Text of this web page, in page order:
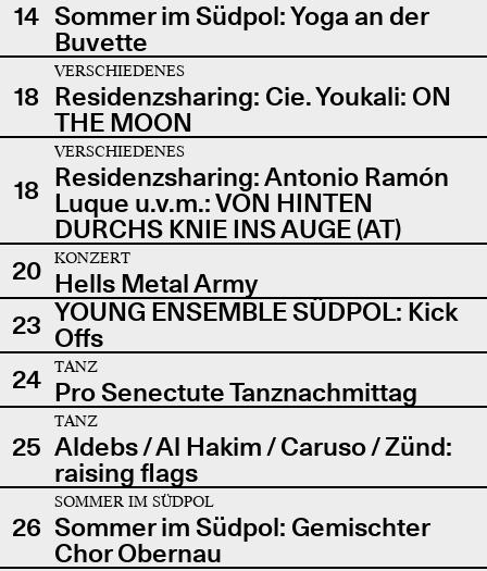
14 Sommer im Südpol: Yoga an der
Buvette
18
VERSCHIEDENES
Residenzsharing: Cie. Youkali: ON
THE MOON
18
VERSCHIEDENES
Residenzsharing: Antonio Ramón
Luque u.v.m.: VON HINTEN
DURCHS KNIE INS AUGE (AT)
20
KONZERT
Hells Metal Army
23 YOUNG ENSEMBLE SÜDPOL: Kick
Offs
24
TANZ
Pro Senectute Tanznachmittag
25
TANZ
Aldebs / Al Hakim / Caruso / Zünd:
raising flags
26
SOMMER IM SÜDPOL
Sommer im Südpol: Gemischter
Chor Obernau